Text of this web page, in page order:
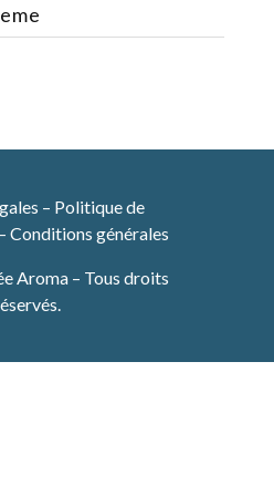
– Politique de
– Conditions générales
Aroma – Tous droits